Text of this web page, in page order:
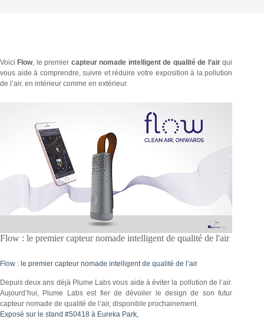
Voici Flow, le premier capteur nomade intelligent de qualité de l’airqui
vous aide à comprendre, suivre et réduire votre exposition à la pollution
de l’air, en intérieur comme en extérieur.
Flow : le premier capteur nomade intelligent de qualité de l'air
Flow : le premier capteur nomade intelligent de qualité de l’air
Depuis deux ans déjà Plume Labs vous aide à éviter la pollution de l’air.
Aujourd’hui, Plume Labs est fier de dévoiler le design de son futur
capteur nomade de qualité de l’air, disponible prochainement.
Exposé sur le stand #50418 à Eureka Park,